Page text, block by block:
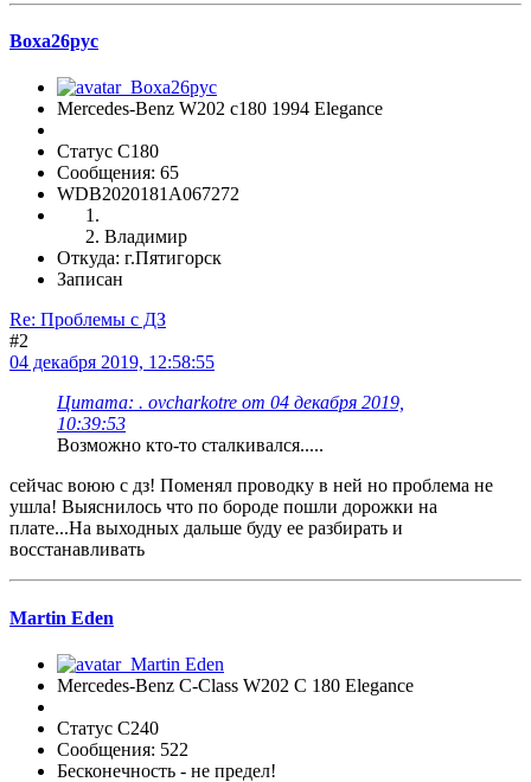
Воха26рус
Mercedes-Benz W202 с180 1994 Elegance
Статус C180
Сообщения: 65
WDB2020181A067272
Владимир
Откуда: г.Пятигорск
Записан
Re: Проблемы с ДЗ
#2
04 декабря 2019, 12:58:55
Цитата: . ovcharkotre от 04 декабря 2019,
10:39:53
Возможно кто-то сталкивался.....
сейчас воюю с дз! Поменял проводку в ней но проблема не
ушла! Выяснилось что по бороде пошли дорожки на
плате...На выходных дальше буду ее разбирать и
восстанавливать
Martin Eden
Mercedes-Benz C-Class W202 C 180 Elegance
Статус C240
Сообщения: 522
Бесконечность - не предел!